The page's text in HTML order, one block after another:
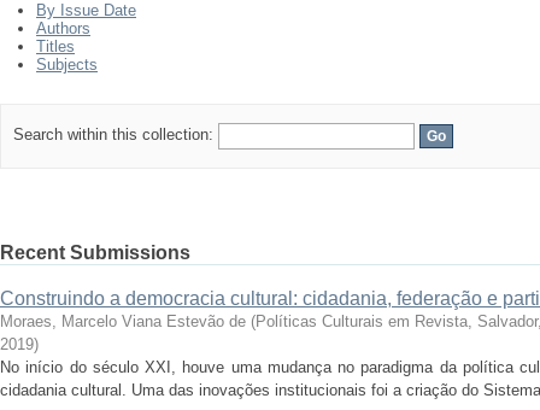
By Issue Date
Authors
Titles
Subjects
Search within this collection:
Recent Submissions
Construindo a democracia cultural: cidadania, federação e
Moraes, Marcelo Viana Estevão de (Políticas Culturais em Revista,
2019)
No início do século XXI, houve uma mudança no paradigma da política
cidadania cultural. Uma das inovações institucionais foi a criação do